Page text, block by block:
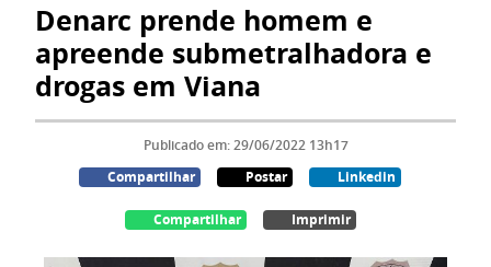
Denarc prende homem e
apreende submetralhadora e
drogas em Viana
Publicado em: 29/06/2022 13h17
Compartilhar
Postar Linkedin
Compartilhar Imprimir